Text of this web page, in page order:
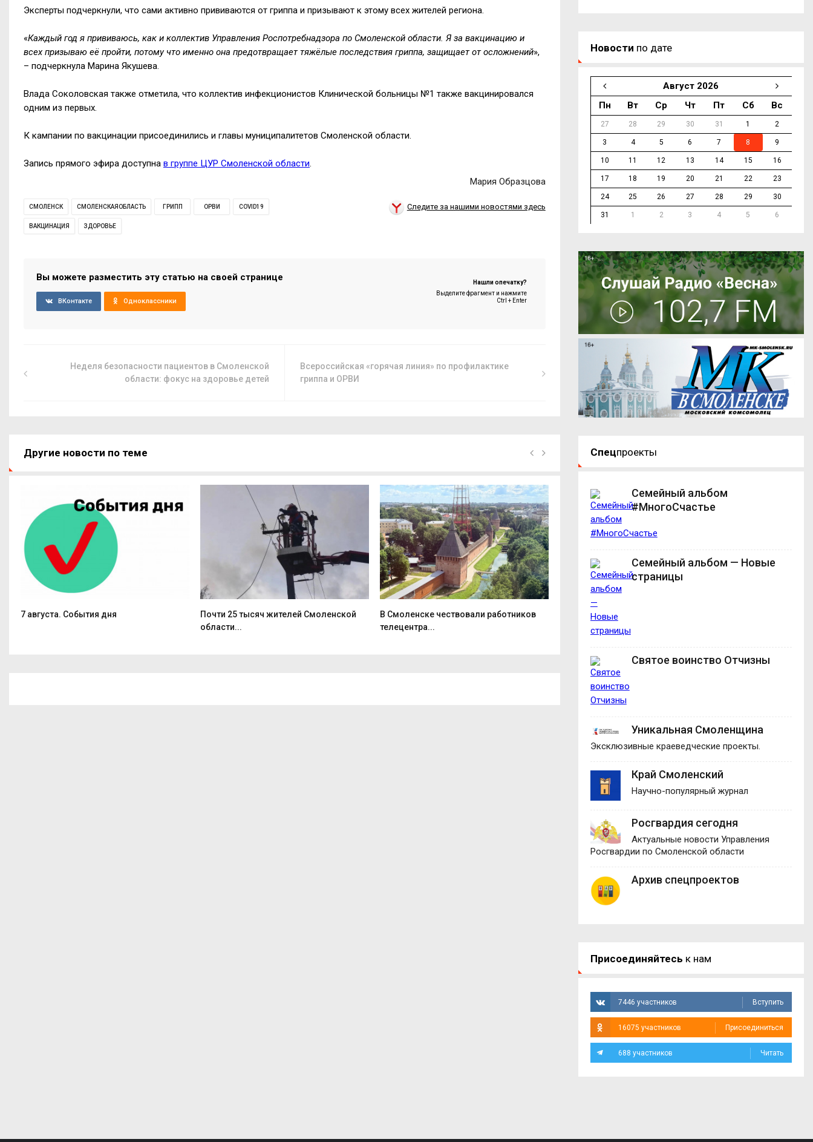
Эксперты подчеркнули, что сами активно прививаются от гриппа и призывают к этому всех жителей региона.
«Каждый год я прививаюсь, как и коллектив Управления Роспотребнадзора по Смоленской области. Я за вакцинацию и
всех призываю её пройти, потому что именно она предотвращает тяжёлые последствия гриппа, защищает от осложнений»,
– подчеркнула Марина Якушева.
Влада Соколовская также отметила, что коллектив инфекционистов Клинической больницы №1 также вакцинировался
одним из первых.
К кампании по вакцинации присоединились и главы муниципалитетов Смоленской области.
Запись прямого эфира доступна в группе ЦУР Смоленской области.
Мария Образцова
СМОЛЕНСК СМОЛЕНСКАЯОБЛАСТЬ ГРИПП ОРВИ COVID19
ВАКЦИНАЦИЯ ЗДОРОВЬЕ
Следите за нашими новостями здесь
Вы можете разместить эту статью на своей странице
ВКонтакте Одноклассники
Нашли опечатку?
Выделите фрагмент и нажмите
Ctrl + Enter
Неделя безопасности пациентов в Смоленской
области: фокус на здоровье детей
Всероссийская «горячая линия» по профилактике
гриппа и ОРВИ
Другие новости по теме
7 августа. События дня
Почти 25 тысяч жителей Смоленской
области...
В Смоленске чествовали работников
телецентра...
В Демидовском округе вручили
награды...
Новости по дате
Август 2026
Пн
Вт Ср Чт Пт Сб Вс
27 28 29 30 31 1 2
3 4 5 6 7 8 9
10 11 12 13 14 15 16
17 18 19 20 21 22 23
24 25 26 27 28 29 30
31 1 2 3 4 5 6
Спецпроекты
Семейный альбом
#МногоСчастье
Семейный альбом — Новые
страницы
Святое воинство Отчизны
Уникальная Смоленщина
Эксклюзивные краеведческие проекты.
Край Смоленский
Научно-популярный журнал
Росгвардия сегодня
Актуальные новости Управления
Росгвардии по Смоленской области
Архив спецпроектов
Присоединяйтесь к нам
7446 участников Вступить
16075 участников Присоединиться
688 участников Читать